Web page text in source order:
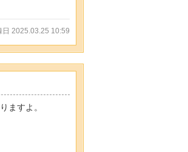
日 2025.03.25 10:59
ますよ。